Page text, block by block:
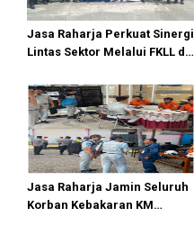
Jasa Raharja Perkuat Sinergi
Lintas Sektor Melalui FKLL di
Jasa Raharja Jamin Seluruh
Korban Kebakaran KM